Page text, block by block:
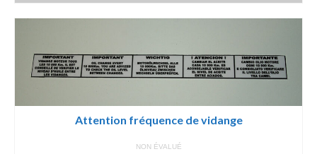
Attention fréquence de vidange
NON ÉVALUÉ